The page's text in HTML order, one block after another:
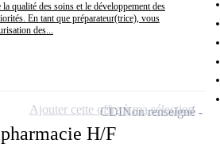
qualité des soins et le développement des
En tant que préparateur(trice), vous
des...
H/F
CDINon renseigné
Ajouter cette offre à ma sélection